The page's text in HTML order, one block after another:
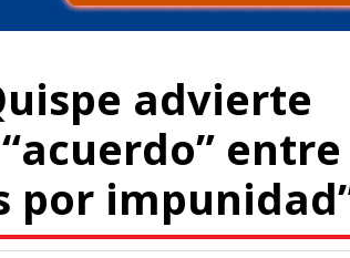
advierte
entre
por